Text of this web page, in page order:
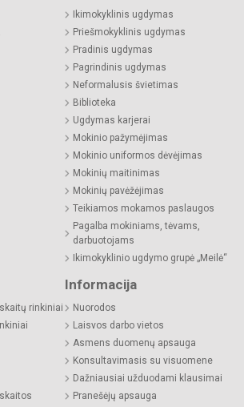
Ikimokyklinis ugdymas
Priešmokyklinis ugdymas
Pradinis ugdymas
Pagrindinis ugdymas
Neformalusis švietimas
Biblioteka
Ugdymas karjerai
Mokinio pažymėjimas
Mokinio uniformos dėvėjimas
Mokinių maitinimas
Mokinių pavėžėjimas
Teikiamos mokamos paslaugos
Pagalba mokiniams, tėvams,
darbuotojams
Ikimokyklinio ugdymo grupė „Meilė“
rinkiniai
Informacija
Nuorodos
Laisvos darbo vietos
Asmens duomenų apsauga
Konsultavimasis su visuomene
Dažniausiai užduodami klausimai
Pranešėjų apsauga